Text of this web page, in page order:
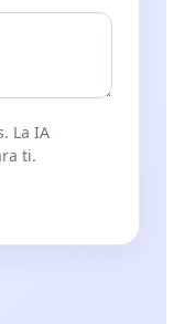
La IA
ti.